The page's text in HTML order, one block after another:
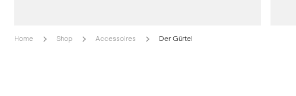
Home Shop Accessoires Der Gürtel